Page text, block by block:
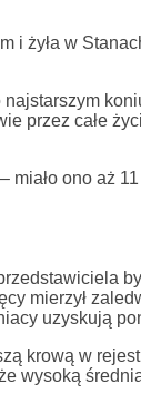
i żyła w
przez całe
ono aż
mierzył
uzyskują
krową w
wysoką